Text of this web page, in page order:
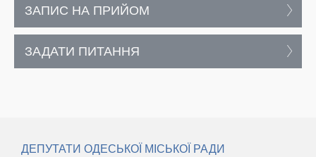
ЗАПИС НА ПРИЙОМ
ЗАДАТИ ПИТАННЯ
ДЕПУТАТИ ОДЕСЬКОЇ МІСЬКОЇ РАДИ